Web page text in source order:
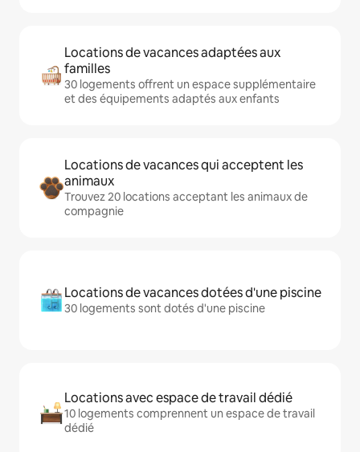
Locations de vacances adaptées aux
familles
30 logements offrent un espace supplémentaire
et des équipements adaptés aux enfants
Locations de vacances qui acceptent les
animaux
Trouvez 20 locations acceptant les animaux de
compagnie
Locations de vacances dotées d'une piscine
30 logements sont dotés d'une piscine
Locations avec espace de travail dédié
10 logements comprennent un espace de travail
dédié